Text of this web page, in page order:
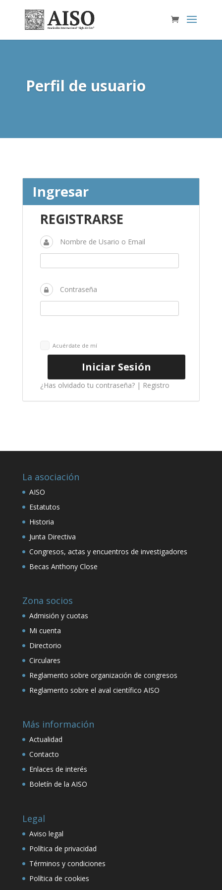
Perfil de usuario
Ingresar
REGISTRARSE
Nombre de Usario o Email
Contraseña
Acuérdate de mí
¿Has olvidado tu contraseña?| Registro
La asociación
AISO
Estatutos
Historia
Junta Directiva
Congresos, actas y encuentros de investigadores
Becas Anthony Close
Zona socios
Admisión y cuotas
Mi cuenta
Directorio
Circulares
Reglamento sobre organización de congresos
Reglamento sobre el aval científico AISO
Más información
Actualidad
Contacto
Enlaces de interés
Boletín de la AISO
Legal
Aviso legal
Política de privacidad
Términos y condiciones
Política de cookies